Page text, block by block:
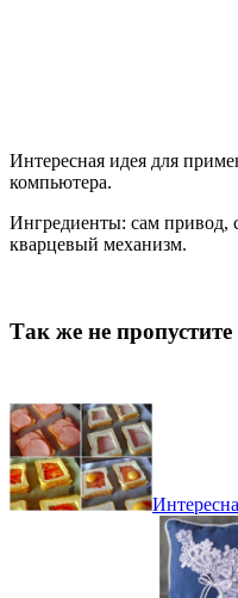
Интересная идея для
компьютера.
Ингредиенты: сам
кварцевый механизм.
Так же не пропустите